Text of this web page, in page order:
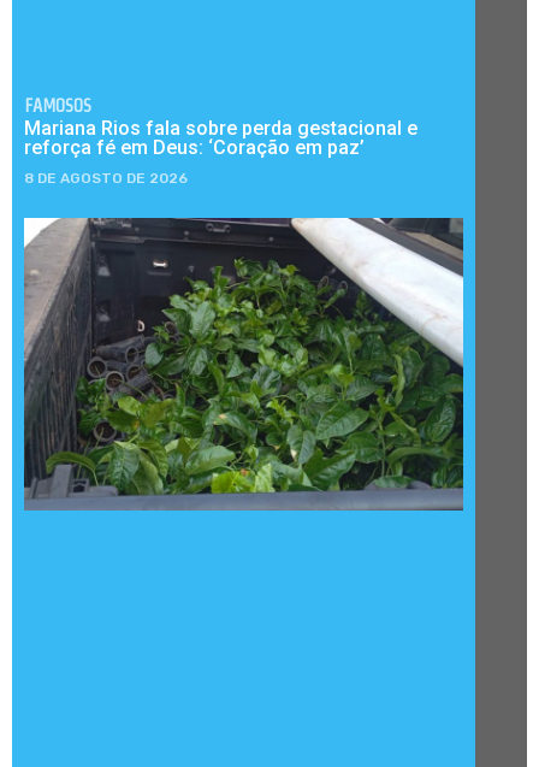
FAMOSOS
Mariana Rios fala sobre perda gestacional e
reforça fé em Deus: ‘Coração em paz’
8 DE AGOSTO DE 2026